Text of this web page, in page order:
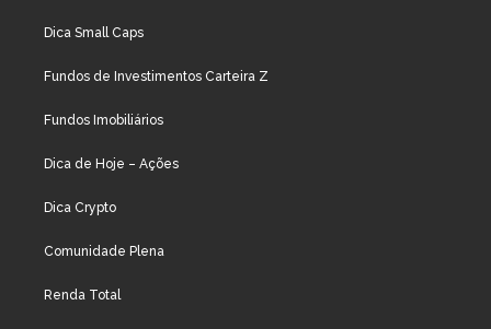
Dica Small Caps
Fundos de Investimentos Carteira Z
Fundos Imobiliários
Dica de Hoje – Ações
Dica Crypto
Comunidade Plena
Renda Total